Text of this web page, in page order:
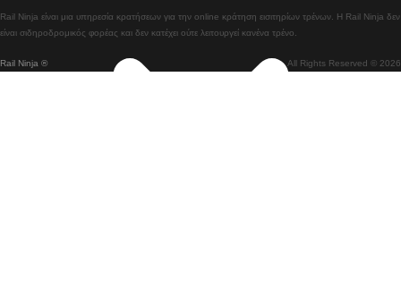
Λισαβόνα προς Λάγος Tρένο
Λισαβόνα προς Μαδρίτη Τρένα
Rail Ninja ® All Rights Reserved © 2026
Rail Ninja είναι μια υπηρεσία κρατήσεων για την online κράτηση εισιτηρίων τρένων. Η Rail Ninja δεν
είναι σιδηροδρομικός φορέας και δεν κατέχει ούτε λειτουργεί κανένα τρένο.